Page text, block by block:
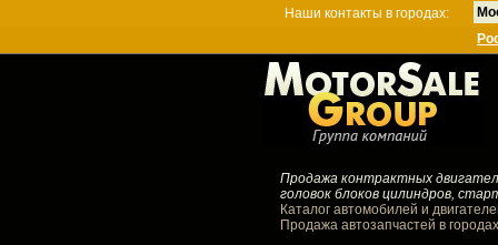
Наши контакты в городах:
Продажа контрактных
головок блоков цилиндров,
Каталог автомобилей и
Продажа автозапчастей в